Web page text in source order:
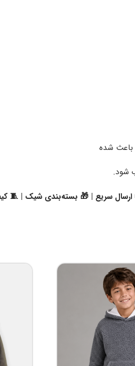
باعث شده
شود.
سریع | 🎁 بسته‌بندی شیک | 🧵